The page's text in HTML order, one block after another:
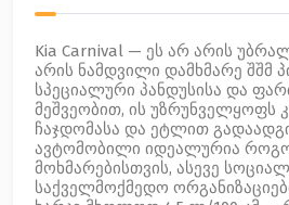
Kia Carnival — ეს არ არის
არის ნამდვილი დამხმარე შშმ
სპეციალური პანდუსისა და
მეშვეობით, ის
ჩაჯდომასა და ეტლით
ავტომობილი იდეალურია
მოხმარებისთვის, ასევე
საქველმოქმედო